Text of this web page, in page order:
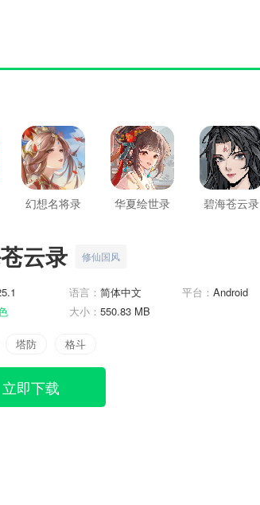
幻想名将录 华夏绘世录 碧海苍云录
云录 修仙国风
语言： 简体中文 平台： Android
大小： 550.83 MB
塔防 格斗
立即下载